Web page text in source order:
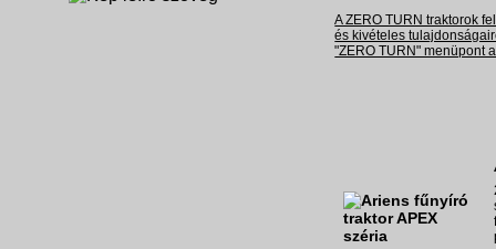
A ZERO TURN traktorok
és kivételes
"ZERO TURN" menüpont